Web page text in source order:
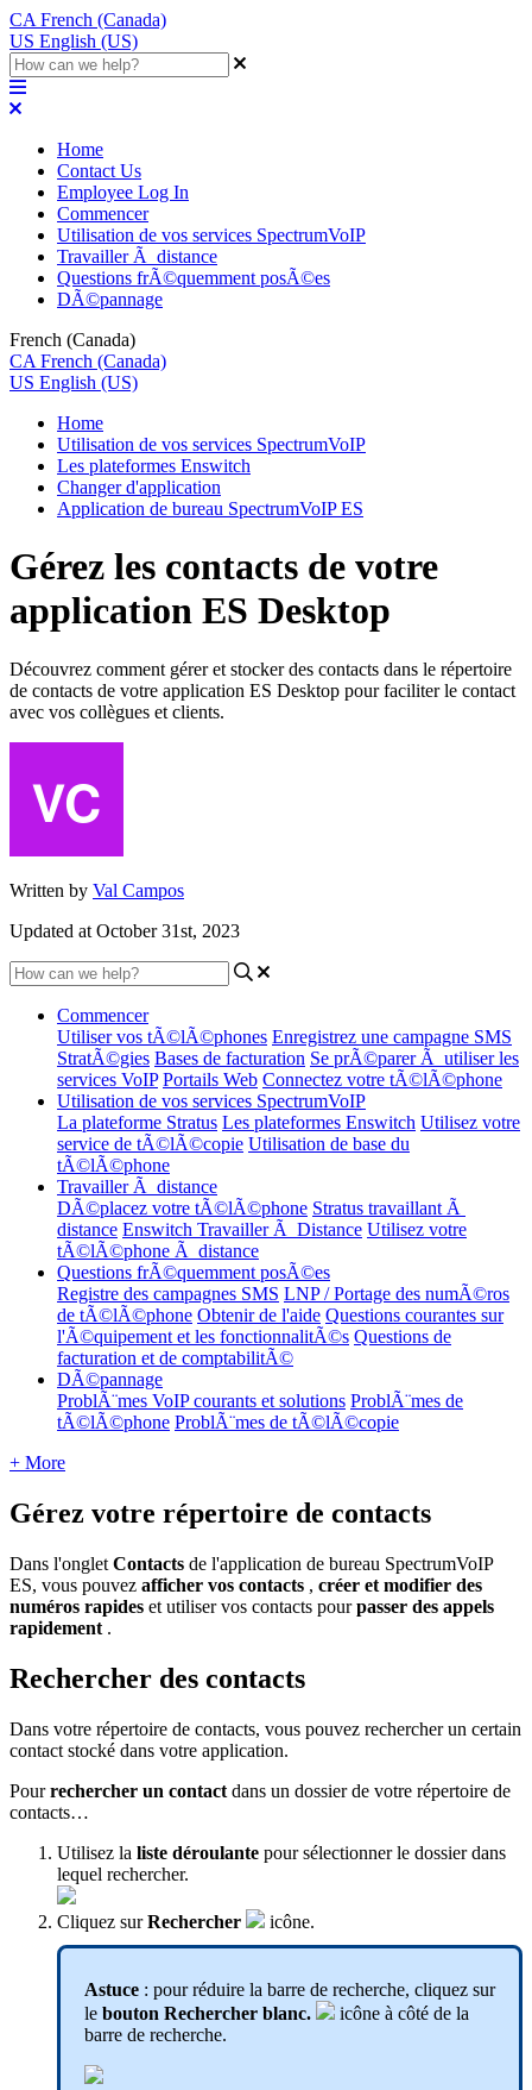
CA French (Canada)
US English (US)
Home
Contact Us
Employee Log In
Commencer
Utilisation de vos services SpectrumVoIP
Travailler Ã distance
Questions frÃ©quemment posÃ©es
DÃ©pannage
French (Canada)
CA French (Canada)
US English (US)
Home
Utilisation de vos services SpectrumVoIP
Les plateformes Enswitch
Changer d'application
Application de bureau SpectrumVoIP ES
Gérez les contacts de votre
application ES Desktop
Découvrez comment gérer et stocker des contacts dans le répertoire
de contacts de votre application ES Desktop pour faciliter le contact
avec vos collègues et clients.
Written by Val Campos
Updated at October 31st, 2023
Commencer
Utiliser vos tÃ©lÃ©phones Enregistrez une campagne SMS
StratÃ©gies Bases de facturation Se prÃ©parer Ã utiliser les
services VoIP Portails Web Connectez votre tÃ©lÃ©phone
Utilisation de vos services SpectrumVoIP
La plateforme Stratus Les plateformes Enswitch Utilisez votre
service de tÃ©lÃ©copie Utilisation de base du
tÃ©lÃ©phone
Travailler Ã distance
DÃ©placez votre tÃ©lÃ©phone Stratus travaillant Ã
distance Enswitch Travailler Ã Distance Utilisez votre
tÃ©lÃ©phone Ã distance
Questions frÃ©quemment posÃ©es
Registre des campagnes SMS LNP / Portage des numÃ©ros
de tÃ©lÃ©phone Obtenir de l'aide Questions courantes sur
l'Ã©quipement et les fonctionnalitÃ©s Questions de
facturation et de comptabilitÃ©
DÃ©pannage
ProblÃ¨mes VoIP courants et solutions ProblÃ¨mes de
tÃ©lÃ©phone ProblÃ¨mes de tÃ©lÃ©copie
+ More
Gérez votre répertoire de contacts
Dans l'onglet Contacts de l'application de bureau SpectrumVoIP
ES, vous pouvez afficher vos contacts , créer et modifier des
numéros rapides et utiliser vos contacts pourpasser des appels
rapidement .
Rechercher des contacts
Dans votre répertoire de contacts, vous pouvez rechercher un certain
contact stocké dans votre application.
Pourrechercher un contact dans un dossier de votre répertoire de
contacts…
Utilisez la liste déroulante pour sélectionner le dossier dans
lequel rechercher.
Cliquez surRechercher icône.
Astuce : pour réduire la barre de recherche, cliquez sur
le bouton Rechercher blanc.
icône à côté de la
barre de recherche.